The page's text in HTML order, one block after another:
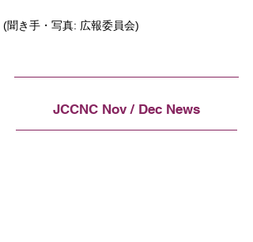
(聞き手・写真: 広報委員会)
JCCNC Nov / Dec News